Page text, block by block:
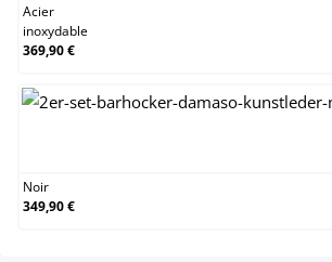
Acier
inoxydable
369,90 €
Noir
349,90 €